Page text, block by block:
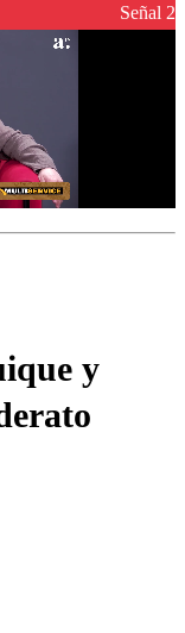
Señal 2
y